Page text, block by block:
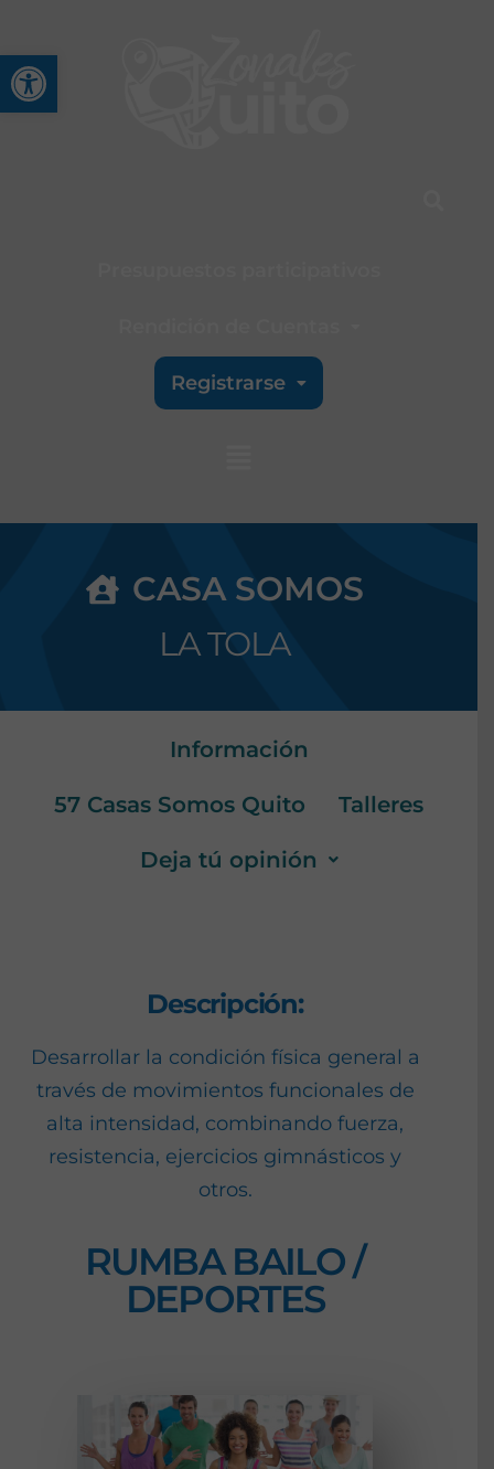
Abrir barra de
Registrarse
CASA SOMOS
LA TOLA
Información
57 Casas Somos Quito Talleres
Deja tú opinión
Descripción:
Desarrollar la condición física general a
través de movimientos funcionales de
alta intensidad, combinando fuerza,
resistencia, ejercicios gimnásticos y
otros.
RUMBA BAILO /
DEPORTES